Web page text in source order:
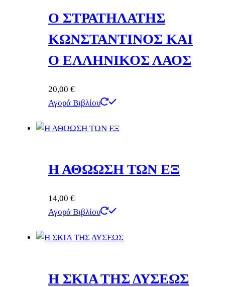
Ο ΣΤΡΑΤΗΛΑΤΗΣ
ΚΩΝΣΤΑΝΤΙΝΟΣ ΚΑΙ
Ο ΕΛΛΗΝΙΚΟΣ ΛΑΟΣ
20,00 €
Αγορά Βιβλίου
Η ΑΘΩΩΣΗ ΤΩΝ ΕΞ
14,00 €
Αγορά Βιβλίου
Η ΣΚΙΑ ΤΗΣ ΔΥΣΕΩΣ